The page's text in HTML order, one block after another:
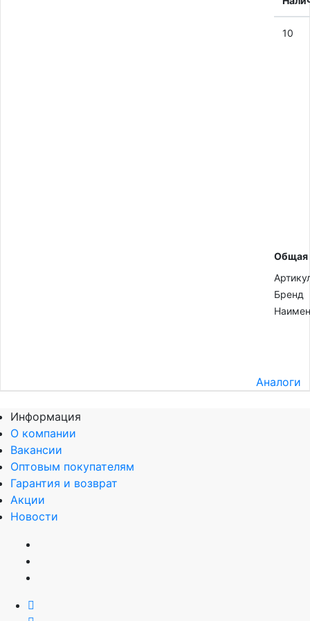
10
Общая
Бренд
Аналоги
Информация
О компании
Вакансии
Оптовым покупателям
Гарантия и возврат
Акции
Новости